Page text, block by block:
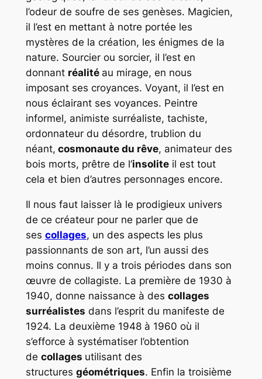
l’odeur de soufre de ses genèses. Magicien,
il l’est en mettant à notre portée les
mystères de la création, les énigmes de la
nature. Sourcier ou sorcier, il l’est en
donnant réalité au mirage, en nous
imposant ses croyances. Voyant, il l’est en
nous éclairant ses voyances. Peintre
informel, animiste surréaliste, tachiste,
ordonnateur du désordre, trublion du
néant, cosmonaute du rêve, animateur des
bois morts, prêtre de l’insoliteil est tout
cela et bien d’autres personnages encore.
Il nous faut laisser là le prodigieux univers
de ce créateur pour ne parler que de
ses collages, un des aspects les plus
passionnants de son art, l’un aussi des
moins connus. Il y a trois périodes dans son
œuvre de collagiste. La première de 1930 à
1940, donne naissance à des collages
surréalistes dans l’esprit du manifeste de
1924. La deuxième 1948 à 1960 où il
s’efforce à systématiser l’obtention
de collages utilisant des
structures géométriques. Enfin la troisième